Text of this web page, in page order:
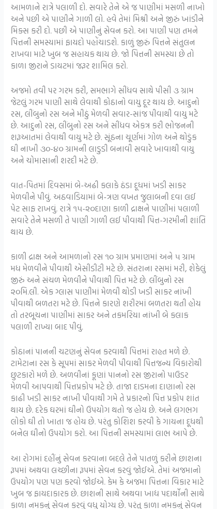
આમળાને રાત્રે પલાળી દો. સવારે તેને એ જ પાણીમાં મસળી નાખો
અને પછી એ પાણીને ગાળી લો. હવે તેમાં મિશ્રી અને જીરું ખાંડીને
મિક્સ કરી દો. પછી એ પાણીનું સેવન કરો. આ પાણી પણ તમને
પિત્તની સમસ્યામાં ફાયદો પહોંચાડશે. કાળું જીરું પિત્તને સંતુલન
રાખવા માટે ખુબ જ સહાયક થાય છે. જો પિત્તની સમસ્યા છે તો
કાળા જીરાને ડાયટમાં જરૂર શામિલ કરો.
અજમો તવી પર ગરમ કરી, સમભાગે સીંધવ સાથે પીસી ૩ ગ્રામ
જેટલું ગરમ પાણી સાથે લેવાથી કોઠાનો વાયુ દૂર થાય છે. આદુનો
રસ, લીંબુનો રસ અને મીઠું મેળવી સવાર-સાંજ પીવાથી વાયુ મટે
છે. આદુનો રસ, લીંબુનો રસ અને સીંધવ એકત્ર કરી ભોજનની
શરૂઆતમાં લેવાથી વાયુ મટે છે. સૂંઠના ચૂર્ણમાં ગોળ અને થોડુંક
ઘી નાખી ૩૦-૪૦ ગ્રામની લાડુડી બનાવી સવારે ખાવાથી વાયુ
અને ચોમાસાની શરદી મટે છે.
વાત-પિતમાં દિવસમાં બે-અઢી કલાકે ઠંડા દૂધમાં ખડી સાકર
મેળવીને પીવું. અઠવાડિયામાં બે-ત્રણ વખત જુલાબની દવા લઈ
પેટ સાફ રાખવું. રાત્રે ૧૫-૨૦દાણા કાળી દ્રાક્ષને પાણીમાં પલાળી
સવારે તેને મસળી તે પાણી ગાળી લઈ પીવાથી પિત્ત-ગરમીની શાંતિ
થાય છે.
કાળી દ્રાક્ષ અને આમળાનો રસ ૧૦ ગ્રામ પ્રમાણમાં અને ૫ ગ્રામ
મધ મેળવીને પીવાથી એસીડીટી મટે છે. સંતરાના રસમાં મરી, શેકેલું
જીરું અને સંચળ મેળવીને પીવાથી પિત્ત મટે છે. લીંબુનો રસ
૨૦મિ.લી. એક ગ્લાસ પાણીમાં મેળવી થોડી ખડી સાકર નાંખી
પીવાથી બળતરા મટે છે. પિત્તને કારણે શરીરમાં બળતરા થતી હોય
તો તરબૂચના પાણીમાં સાકર અને તકમરિયા નાંખી બે કલાક
પલાળી રાખ્યા બાદ પીવું.
કોઠાનાં પાનની ચટણનું સેવન કરવાથી પિત્તમાં રાહત મળે છે.
ટામેટાના રસ કે સૂપમાં સાકર મેળવી પીવાથી પિત્તજન્ય વિકારોથી
છુટકારો મળે છે. અળવીનાં કૂણાં પાનનો રસ જીરાનો પાઉડર
મેળવી આપવાથી પિત્તપ્રકોપ મટે છે. તાજા દાડમના દાણાનો રસ
કાઢી ખડી સાકર નાખી પીવાથી ગમે તે પ્રકારનો પિત્ત પ્રકોપ શાંત
થાય છે. દરેક ઘરમાં ઘીનો ઉપયોગ થતો જ હોય છે. અને લગભગ
લોકો ઘી તો ખાતા જ હોય છે. પરંતુ કોશિશ કરવી કે ગાયના દૂધથી
બનેલ ઘીનો ઉપયોગ કરો. આ પિત્તની સમસ્યામાં લાભ આપે છે.
આ રોગમાં દહીંનું સેવન કરવાના બદલે તેને પાતળું કરીને છાશના
રૂપમાં અથવા લચ્છીના રૂપમાં સેવન કરવું જોઈએ. તેમાં અજમાનો
ઉપયોગ પણ પણ કરવો જોઈએ. કેમ કે અજમા પિત્તના વિકાર માટે
ખુબ જ ફાયદાકારક છે. છાશની સાથે અથવા ખાદ્ય પદાર્થોની સાથે
કાળા નમકનું સેવન કરવું વધુ યોગ્ય છે. પરંતુ કાળા નમકનું સેવન